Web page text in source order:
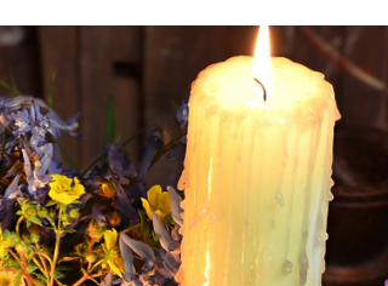
couleurs), recette de sel de protection, rituel
célébration des âmes. Apprenez à créer votre
autel, honorer vos ancêtres, pratiquer la
divination. Bien plus qu'Halloween, Samhain
marque la fin de l'année Wicca et l'ouverture du
portail spirituel. Rituels